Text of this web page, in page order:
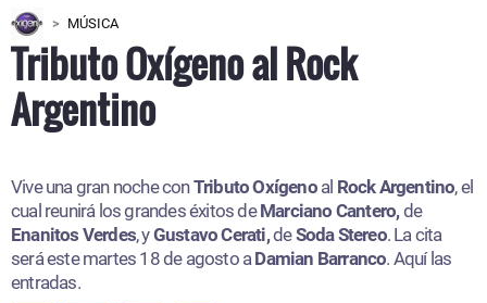
MÚSICA
Tributo Oxígeno al Rock
Argentino
Vive una gran noche conTributo Oxígenoal Rock Argentino, el
cual reunirá los grandes éxitos deMarciano Cantero,de
Enanitos Verdes, yGustavo Cerati,deSoda Stereo. La cita
será este martes 18 de agosto a Damian Barranco. Aquí las
entradas.​